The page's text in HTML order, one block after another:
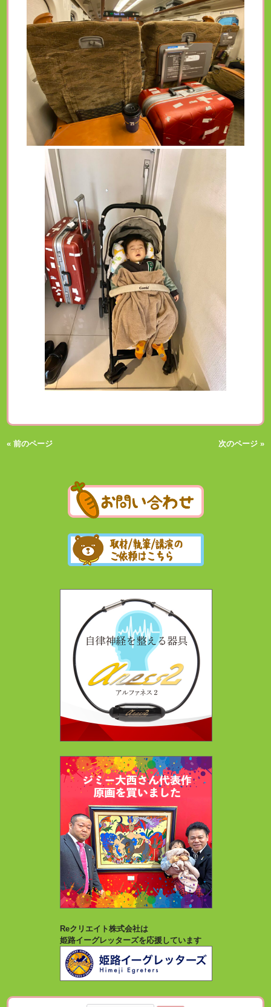
« 前のページ 次のページ »
Reクリエイト株式会社は
姫路イーグレッターズを応援しています